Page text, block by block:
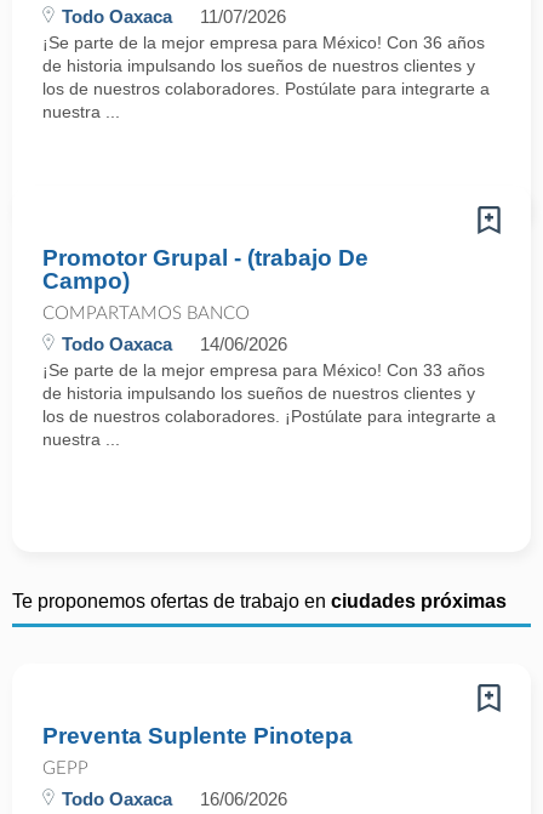
Todo Oaxaca 11/07/2026
¡Se parte de la mejor empresa para México! Con 36 años
de historia impulsando los sueños de nuestros clientes y
los de nuestros colaboradores. Postúlate para integrarte a
nuestra ...
Promotor Grupal - (trabajo De
Campo)
COMPARTAMOS BANCO
Todo Oaxaca 14/06/2026
¡Se parte de la mejor empresa para México! Con 33 años
de historia impulsando los sueños de nuestros clientes y
los de nuestros colaboradores. ¡Postúlate para integrarte a
nuestra ...
Te proponemos ofertas de trabajo en ciudades próximas
Preventa Suplente Pinotepa
GEPP
Todo Oaxaca 16/06/2026